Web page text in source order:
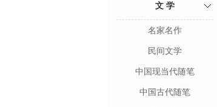
文 学
名家名作
民间文学
中国现当代随笔
中国古代随笔